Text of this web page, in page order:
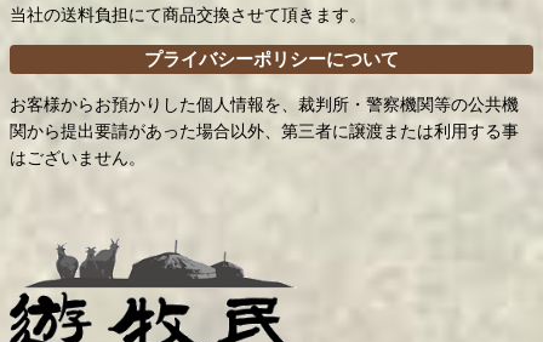
当社の送料負担にて商品交換させて頂きます。
プライバシーポリシーについて
お客様からお預かりした個人情報を、裁判所・警察機関等の公共機
関から提出要請があった場合以外、第三者に譲渡または利用する事
はございません。